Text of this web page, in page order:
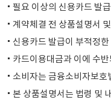
필요 이상의 신용카드 발
계약체결 전 상품설명서
신용카드 발급이 부적정
카드이용대금과 이에 수
소비자는 금융소비자보호
본 상품설명서는 법령 및